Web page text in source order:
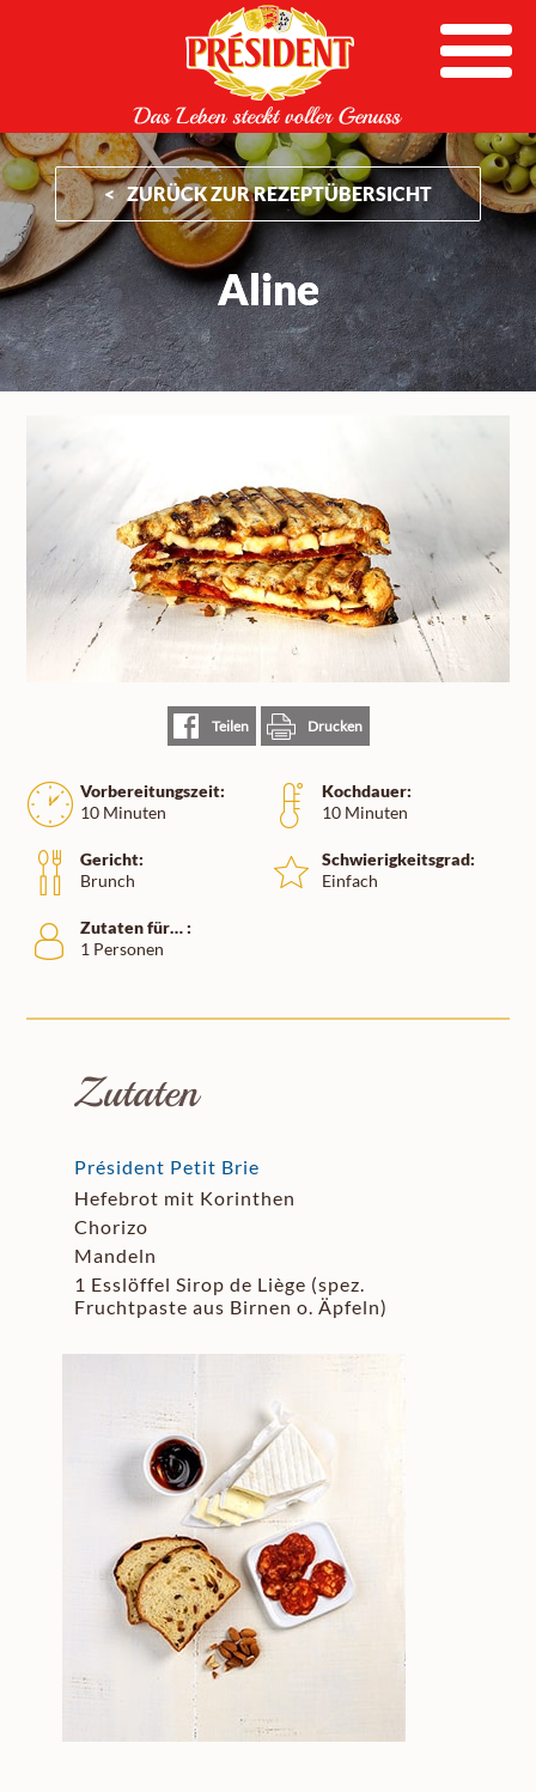
ZURÜCK ZUR REZEPTÜBERSICHT
Aline
Teilen Drucken
Vorbereitungszeit:
10 Minuten
Kochdauer:
10 Minuten
Gericht:
Brunch
Schwierigkeitsgrad:
Einfach
Zutaten für… :
1 Personen
Zutaten
Président Petit Brie
Hefebrot mit Korinthen
Chorizo
Mandeln
1 Esslöffel Sirop de Liège (spez.
Fruchtpaste aus Birnen o. Äpfeln)